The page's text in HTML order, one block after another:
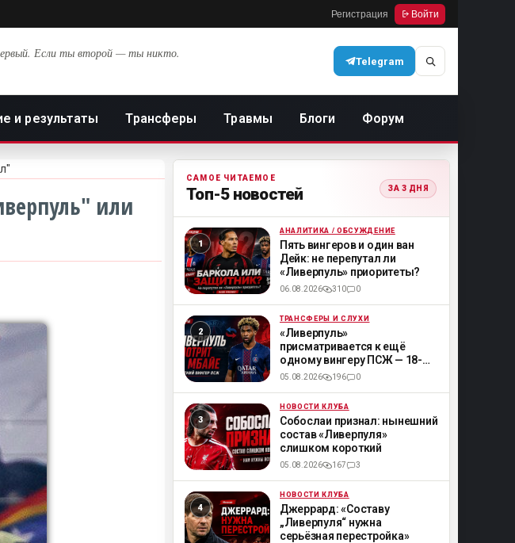
Регистрация Войти
Если ты второй — ты никто.
Telegram
и результаты Трансферы Травмы Блоги Форум
или
САМОЕ ЧИТАЕМОЕ
Топ-5 новостей ЗА 3 ДНЯ
ML АНАЛИТИКА / ОБСУЖДЕНИЕ
Пять вингеров и один ван
Дейк: не перепутал ли
«Ливерпуль» приоритеты?
06.08.2026 310 0
ML ТРАНСФЕРЫ И СЛУХИ
«Ливерпуль»
присматривается к ещё
одному вингеру ПСЖ — 18-
летнему Мбайе
05.08.2026 196 0
ML НОВОСТИ КЛУБА
Собослаи признал: нынешний
состав «Ливерпуля»
слишком короткий
05.08.2026 167 3
ML НОВОСТИ КЛУБА
Джеррард: «Составу
„Ливерпуля“ нужна
серьёзная перестройка»